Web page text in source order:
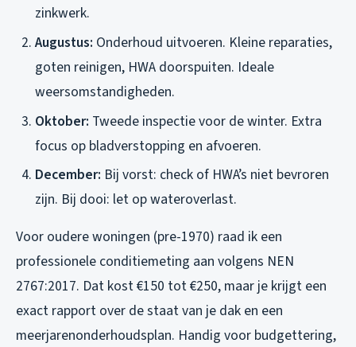
zinkwerk.
Augustus: Onderhoud uitvoeren. Kleine reparaties,
goten reinigen, HWA doorspuiten. Ideale
weersomstandigheden.
Oktober: Tweede inspectie voor de winter. Extra
focus op bladverstopping en afvoeren.
December: Bij vorst: check of HWA’s niet bevroren
zijn. Bij dooi: let op wateroverlast.
Voor oudere woningen (pre-1970) raad ik een
professionele conditiemeting aan volgens NEN
2767:2017. Dat kost €150 tot €250, maar je krijgt een
exact rapport over de staat van je dak en een
meerjarenonderhoudsplan. Handig voor budgettering,